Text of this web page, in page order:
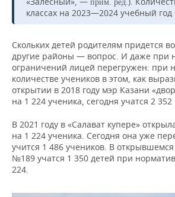
прим. ред
классах на 2023—2024 учебный
Скольких детей родителям придется
другие районы — вопрос. И даже при
ограничений лицей перегружен: при
количестве учеников в этом, как
открытии в 2018 году мэр Казани
на 1 224 ученика, сегодня учатся 2 352
В 2021 году в «Салават купере»
на 1 224 ученика. Сегодня она уже
учится 1 486 учеников. В
№189 учатся 1 350 детей при
224.